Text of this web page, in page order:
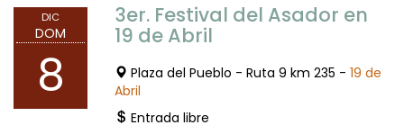
DIC
DOM
8
3er. Festival del Asador en
19 de Abril
Plaza del Pueblo - Ruta 9 km 235 - 19 de
Abril
Entrada libre